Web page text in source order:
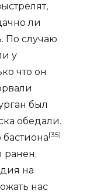
ли
По случаю
у
что он
был
обедали.
бастиона[35]
ранен.
на
нас